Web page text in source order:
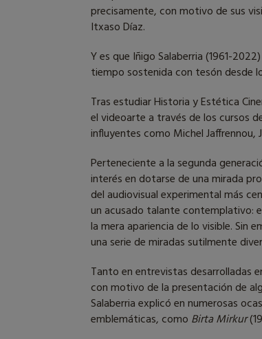
precisamente, con motivo de sus
Itxaso Díaz.
Y es que Iñigo Salaberria (1961-
tiempo sostenida con tesón desde
Tras estudiar Historia y Estética
el videoarte a través de los cursos
influyentes como Michel Jaffrennou,
Perteneciente a la segunda
interés en dotarse de una mirada
del audiovisual experimental más
un acusado talante contemplativo:
la mera apariencia de lo visible. Sin
una serie de miradas sutilmente
Tanto en entrevistas desarrolladas
con motivo de la presentación de
Salaberria explicó en numerosas
emblemáticas, como Birta Mirkur